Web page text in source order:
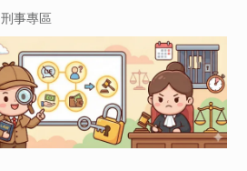
刑事專區